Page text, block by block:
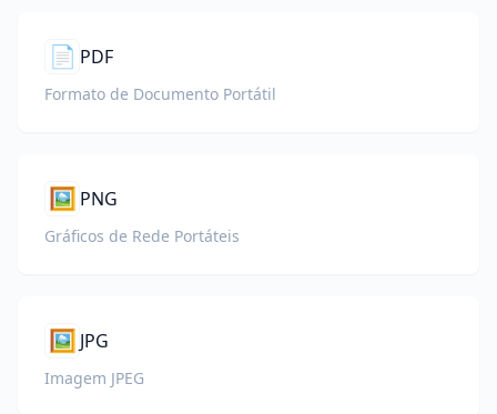
📄 PDF
Formato de Documento Portátil
🖼️ PNG
Gráficos de Rede Portáteis
🖼️ JPG
Imagem JPEG